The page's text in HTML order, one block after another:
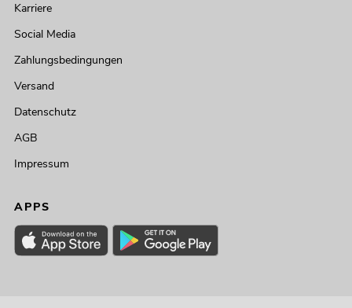
Karriere
Social Media
Zahlungsbedingungen
Versand
Datenschutz
AGB
Impressum
APPS